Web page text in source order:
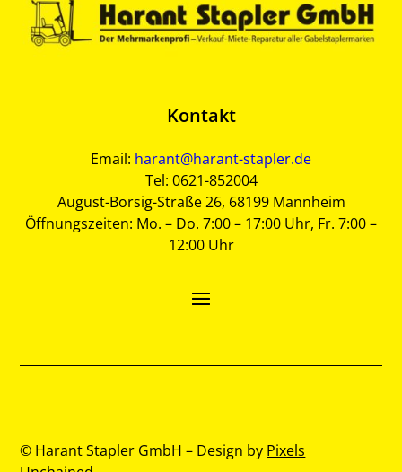
Kontakt
Email: harant@harant-stapler.de
Tel: 0621-852004
August-Borsig-Straße 26, 68199 Mannheim
Öffnungszeiten: Mo. – Do. 7:00 – 17:00 Uhr, Fr. 7:00 –
12:00 Uhr
© Harant Stapler GmbH – Design by Pixels